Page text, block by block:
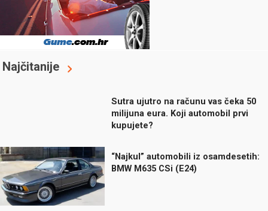
Najčitanije
Sutra ujutro na računu vas čeka 50
milijuna eura. Koji automobil prvi
kupujete?
“Najkul” automobili iz osamdesetih:
BMW M635 CSi (E24)